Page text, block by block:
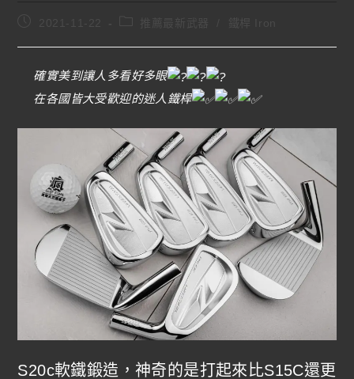
鐵桿 Iron
確實美到讓人多看好多眼
在各國皆大受歡迎的迷人鐵桿
S20c軟鐵鍛造，神奇的是打起來比S15C還更